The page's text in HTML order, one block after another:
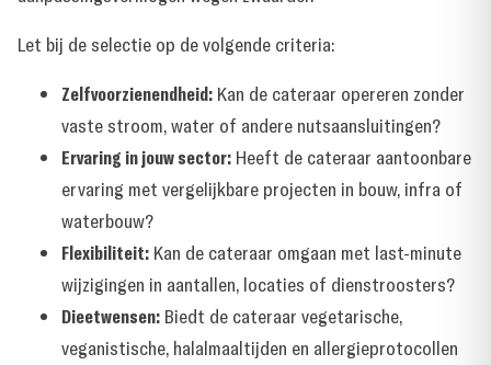
Let bij de selectie op de volgende criteria:
Zelfvoorzienendheid: Kan de cateraar opereren zonder
vaste stroom, water of andere nutsaansluitingen?
Ervaring in jouw sector: Heeft de cateraar aantoonbare
ervaring met vergelijkbare projecten in bouw, infra of
waterbouw?
Flexibiliteit: Kan de cateraar omgaan met last-minute
wijzigingen in aantallen, locaties of dienstroosters?
Dieetwensen: Biedt de cateraar vegetarische,
veganistische, halalmaaltijden en allergieprotocollen